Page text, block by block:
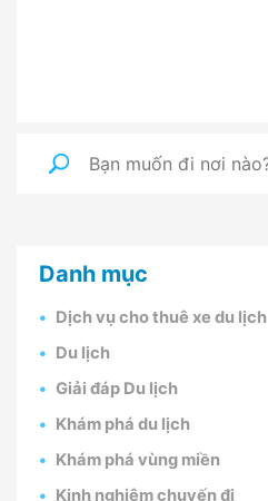
Danh mục
Dịch vụ cho thuê xe du lịch
Du lịch
Giải đáp Du lịch
Khám phá du lịch
Khám phá vùng miền
Kinh nghiệm chuyến đi